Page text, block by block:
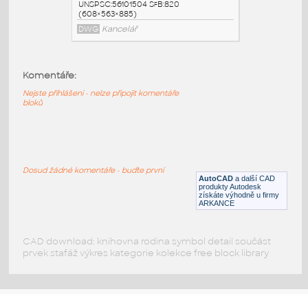
Křesla a židle Židle SELENE
UNSPSC:56101504 SfB:820
(745×720×1210)
Selene:
Křesla a židle aloha s736d
(608×563×885)
DWG Kancelář
AutoCAD a další CAD
produkty Autodesk
získáte výhodně u firmy
ARKANCE
Komentáře:
Nejste přihlášeni - nelze připojit komentáře
bloků
Dosud žádné komentáře - buďte první
CAD download: knihovna rodina symbol detail součást
prvek stafáž výkres kategorie kolekce free block library